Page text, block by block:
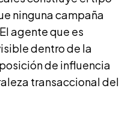
ninguna campaña
agente que es
dentro de la
de influencia
transaccional del